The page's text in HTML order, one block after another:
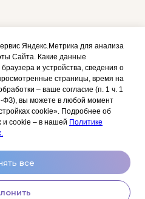
Яндекс.Метрика для анализа
Сайта. Какие данные
и устройства, сведения о
страницы, время на
– ваше согласие (п. 1 ч. 1
вы можете в любой момент
cookie». Подробнее об
и cookie – в нашей Политике
все
Политика
конфиденциальности
Согласие на обработку
персональных данных
космецевтики